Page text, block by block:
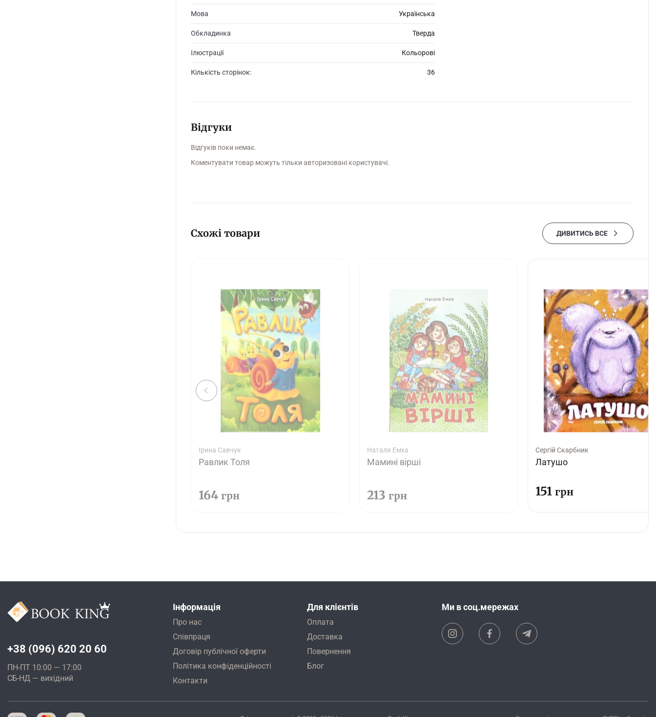
Мова Українська
Обкладинка Тверда
Ілюстрації Кольорові
Кількість сторінок: 36
Відгуки
Відгуків поки немає.
Коментувати товар можуть тільки авторизовані користувачі.
Схожі товари ДИВИТИСЬ ВСЕ
Ірина Савчук
Равлик Толя
164 грн
Наталя Емха
Мамині вірші
213 грн
Сергій Скарбник
Латушо
151 грн
+38 (096) 620 20 60
ПН-ПТ 10:00 — 17:00
СБ-НД — вихідний
Інформація
Про нас
Співпраця
Договір публічної оферти
Політика конфіденційності
Контакти
Для клієнтів
Оплата
Доставка
Повернення
Блог
Ми в соц.мережах